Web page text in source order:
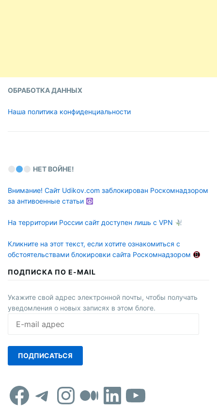
ОБРАБОТКА ДАННЫХ
Наша политика конфиденциальности
НЕТ ВОЙНЕ!
Внимание! Сайт Udikov.com заблокирован Роскомнадзором
за антивоенные статьи
На территории России сайт доступен лишь с VPN
Кликните на этот текст, если хотите ознакомиться с
обстоятельствами блокировки сайта Роскомнадзором
ПОДПИСКА ПО E-MAIL
Укажите свой адрес электронной почты, чтобы получать
уведомления о новых записях в этом блоге.
mail
ПОДПИСАТЬСЯ
Facebook
Telegram
Instagram
Средний
LinkedIn